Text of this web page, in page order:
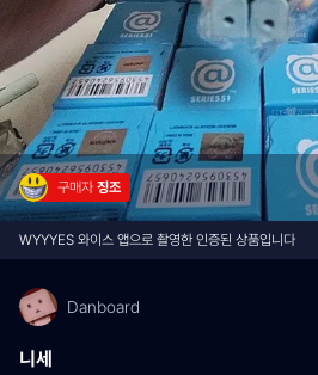
구매자 징조
WYYYES 와이스 앱으로 촬영한 인증된 상품입니다
Danboard
니세